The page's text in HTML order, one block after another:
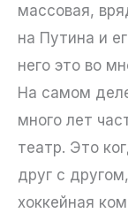
массовая,
на Путина и
него это во
На самом
много лет
театр. Это
друг с
хоккейная